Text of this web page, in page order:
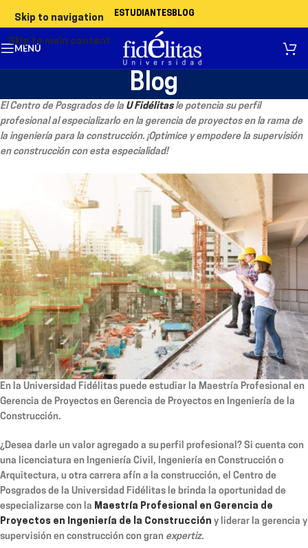
Skip to navigation
Skip to main content
ESTUDIANTESBLOG
MENÚ
Blog
El Centro de Posgrados de la U Fidélitasle potencia su perfil
profesional al especializarlo en la gerencia de proyectos en la rama de
la ingeniería para la construcción. ¡Optimice y empodere la supervisión
en construcción con esta especialidad!
En la Universidad Fidélitas puede estudiar la Maestría Profesional en
Gerencia de Proyectos en Gerencia de Proyectos en Ingeniería de la
Construcción.
¿Desea darle un valor agregado a su perfil profesional? Si cuenta con
una licenciatura en Ingeniería Civil, Ingeniería en Construcción o
Arquitectura, u otra carrera afín a la construcción, el Centro de
Posgrados de la Universidad Fidélitas le brinda la oportunidad de
especializarse con la Maestría Profesional en Gerencia de
Proyectos en Ingeniería de la Construcción y liderar la gerencia y
supervisión en construcción con gran expertiz.